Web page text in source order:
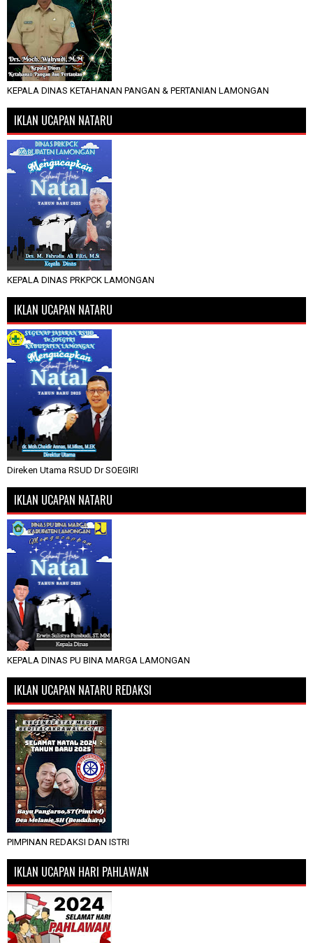
KEPALA DINAS KETAHANAN PANGAN & PERTANIAN LAMONGAN
IKLAN UCAPAN NATARU
KEPALA DINAS PRKPCK LAMONGAN
IKLAN UCAPAN NATARU
Direken Utama RSUD Dr SOEGIRI
IKLAN UCAPAN NATARU
KEPALA DINAS PU BINA MARGA LAMONGAN
IKLAN UCAPAN NATARU REDAKSI
PIMPINAN REDAKSI DAN ISTRI
IKLAN UCAPAN HARI PAHLAWAN